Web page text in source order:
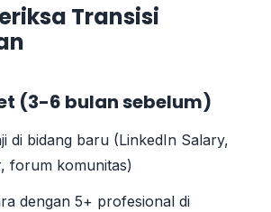
Transisi
(3-6 bulan sebelum)
di bidang baru (LinkedIn Salary,
forum komunitas)
dengan 5+ profesional di